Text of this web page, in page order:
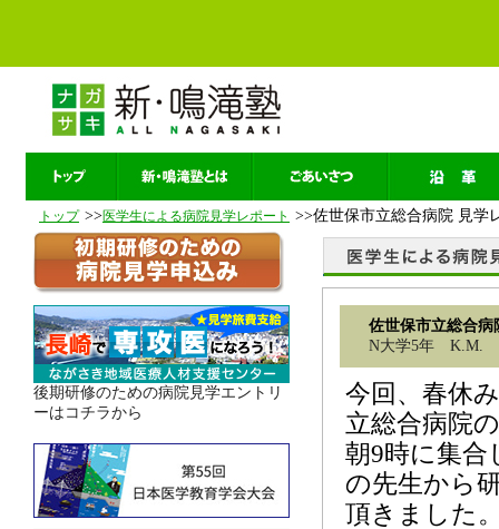
トップ >>医学生による病院見学レポート >>佐世保市立総合病院 見学
後期研修のための病院見学エントリ
ーはコチラから
佐世保市立総合病
N大学5年 K.M.
今回、春休
立総合病院
朝9時に集合
の先生から
頂きました